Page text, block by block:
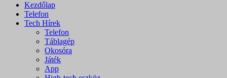
Kezdőlap
Telefon
Tech Hírek
Telefon
Táblagép
Okosóra
Játék
App